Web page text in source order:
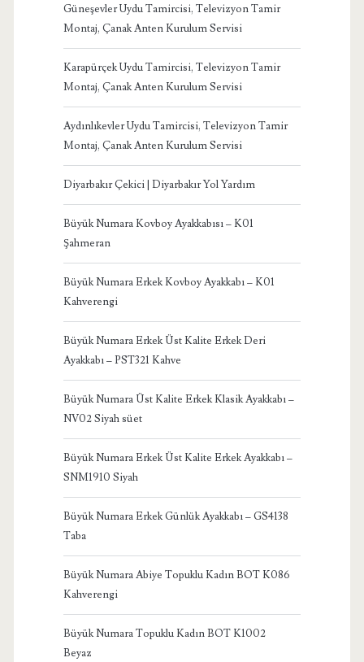
Güneşevler Uydu Tamircisi, Televizyon Tamir
Montaj, Çanak Anten Kurulum Servisi
Karapürçek Uydu Tamircisi, Televizyon Tamir
Montaj, Çanak Anten Kurulum Servisi
Aydınlıkevler Uydu Tamircisi, Televizyon Tamir
Montaj, Çanak Anten Kurulum Servisi
Diyarbakır Çekici | Diyarbakır Yol Yardım
Büyük Numara Kovboy Ayakkabısı – K01
Şahmeran
Büyük Numara Erkek Kovboy Ayakkabı – K01
Kahverengi
Büyük Numara Erkek Üst Kalite Erkek Deri
Ayakkabı – PST321 Kahve
Büyük Numara Üst Kalite Erkek Klasik Ayakkabı –
NV02 Siyah süet
Büyük Numara Erkek Üst Kalite Erkek Ayakkabı –
SNM1910 Siyah
Büyük Numara Erkek Günlük Ayakkabı – GS4138
Taba
Büyük Numara Abiye Topuklu Kadın BOT K086
Kahverengi
Büyük Numara Topuklu Kadın BOT K1002
Beyaz